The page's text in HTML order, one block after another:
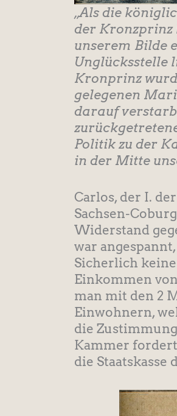
„Als die
der Kronzprinz
unserem Bilde
Unglücksstelle
Kronprinz
gelegenen
darauf
Politik zu der
in der Mitte
Carlos, der I.
Sachsen-
Widerstand
war
Sicherlich keine
Einkommen
man mit den 2
Einwohnern,
die
Kammer
die Staatskasse